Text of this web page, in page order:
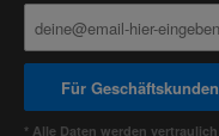
Für Geschäftskunden
* Alle Daten werden